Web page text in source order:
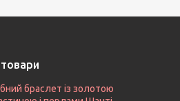
браслет із золотою